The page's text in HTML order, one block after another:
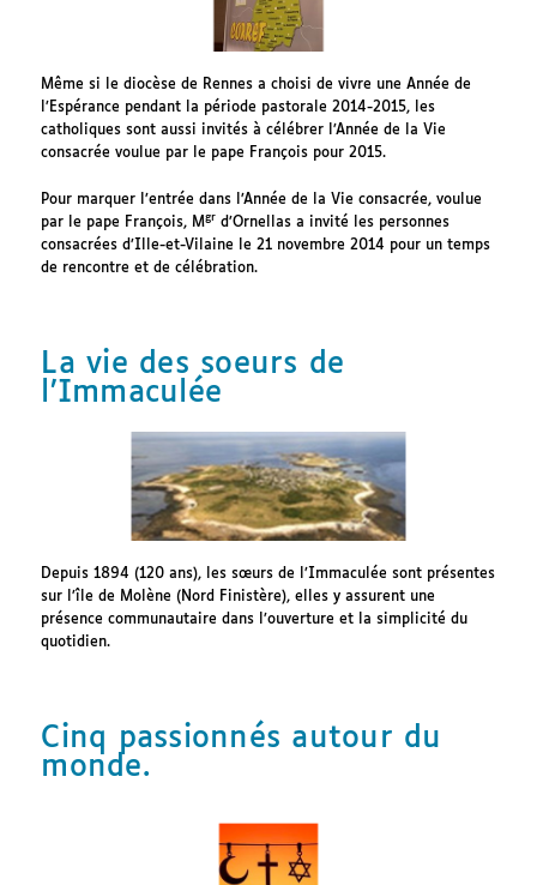
Même si le diocèse de Rennes a choisi de vivre une Année de
l’Espérance pendant la période pastorale 2014-2015, les
catholiques sont aussi invités à célébrer l’Année de la Vie
consacrée voulue par le pape François pour 2015.
Pour marquer l’entrée dans l’Année de la Vie consacrée, voulue
par le pape François, Mgr d’Ornellas a invité les personnes
consacrées d’Ille-et-Vilaine le 21 novembre 2014 pour un temps
de rencontre et de célébration.
La vie des soeurs de
l’Immaculée
Depuis 1894 (120 ans), les sœurs de l’Immaculée sont présentes
sur l’île de Molène (Nord Finistère), elles y assurent une
présence communautaire dans l’ouverture et la simplicité du
quotidien.
Cinq passionnés autour du
monde.